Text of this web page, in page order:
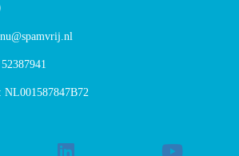
NL001587847B72